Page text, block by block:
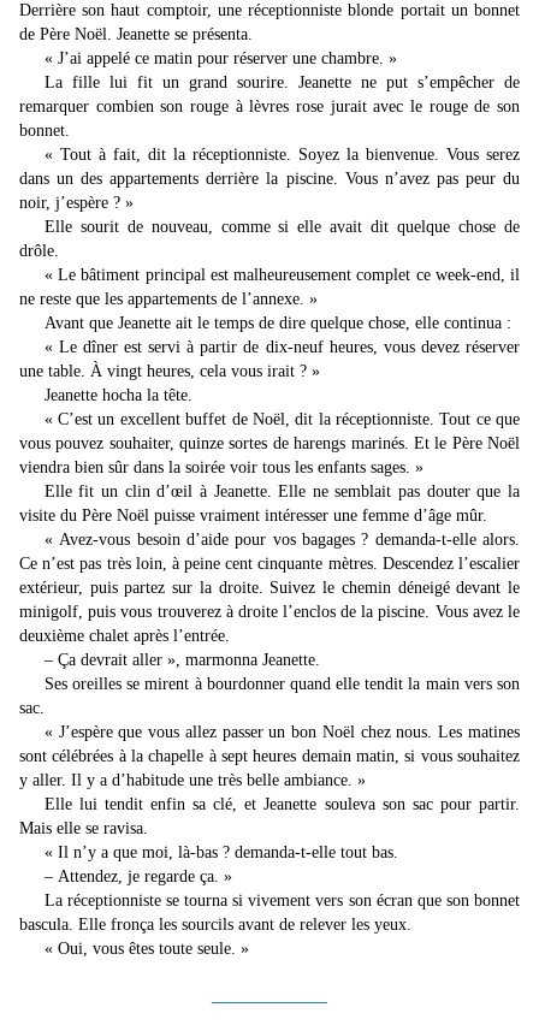
Derrière son haut comptoir, une réceptionniste blonde portait un bonnet
de Père Noël. Jeanette se présenta.
« J’ai appelé ce matin pour réserver une chambre. »
La fille lui fit un grand sourire. Jeanette ne put s’empêcher de
remarquer combien son rouge à lèvres rose jurait avec le rouge de son
bonnet.
« Tout à fait, dit la réceptionniste. Soyez la bienvenue. Vous serez
dans un des appartements derrière la piscine. Vous n’avez pas peur du
noir, j’espère ? »
Elle sourit de nouveau, comme si elle avait dit quelque chose de
drôle.
« Le bâtiment principal est malheureusement complet ce week-end, il
ne reste que les appartements de l’annexe. »
Avant que Jeanette ait le temps de dire quelque chose, elle continua :
« Le dîner est servi à partir de dix-neuf heures, vous devez réserver
une table. À vingt heures, cela vous irait ? »
Jeanette hocha la tête.
« C’est un excellent buffet de Noël, dit la réceptionniste. Tout ce que
vous pouvez souhaiter, quinze sortes de harengs marinés. Et le Père Noël
viendra bien sûr dans la soirée voir tous les enfants sages. »
Elle fit un clin d’œil à Jeanette. Elle ne semblait pas douter que la
visite du Père Noël puisse vraiment intéresser une femme d’âge mûr.
« Avez-vous besoin d’aide pour vos bagages ? demanda-t-elle alors.
Ce n’est pas très loin, à peine cent cinquante mètres. Descendez l’escalier
extérieur, puis partez sur la droite. Suivez le chemin déneigé devant le
minigolf, puis vous trouverez à droite l’enclos de la piscine. Vous avez le
deuxième chalet après l’entrée.
– Ça devrait aller », marmonna Jeanette.
Ses oreilles se mirent à bourdonner quand elle tendit la main vers son
sac.
« J’espère que vous allez passer un bon Noël chez nous. Les matines
sont célébrées à la chapelle à sept heures demain matin, si vous souhaitez
y aller. Il y a d’habitude une très belle ambiance. »
Elle lui tendit enfin sa clé, et Jeanette souleva son sac pour partir.
Mais elle se ravisa.
« Il n’y a que moi, là-bas ? demanda-t-elle tout bas.
– Attendez, je regarde ça. »
La réceptionniste se tourna si vivement vers son écran que son bonnet
bascula. Elle fronça les sourcils avant de relever les yeux.
« Oui, vous êtes toute seule. »